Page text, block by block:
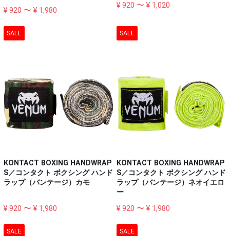
¥ 920 〜 ¥ 1,980
¥ 920 〜 ¥ 1,020
SALE
KONTACT BOXING HANDWRAP
S／コンタクト ボクシング ハンド
ラップ（バンテージ）カモ
¥ 920 〜 ¥ 1,980
SALE
KONTACT BOXING HANDWRAP
S／コンタクト ボクシング ハンド
ラップ（バンテージ）ネオイエロ
ー
¥ 920 〜 ¥ 1,980
SALE SALE